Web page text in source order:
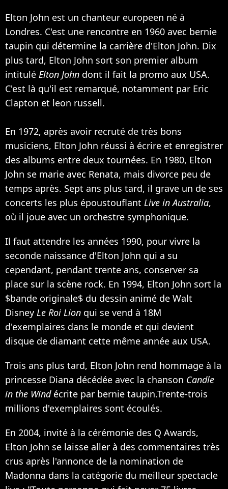
Elton John est un chanteur europeen né à
Londres. C'est une rencontre en 1960 avec bernie
taupin qui détermine la carrière d'Elton John. Dix
plus tard, Elton John sort son premier album
intitulé Elton John dont il fait la promo aux USA.
C'est là qu'il est remarqué, notamment par Eric
Clapton et leon russell.
En 1972, après avoir recruté de très bons
musiciens, Elton John réussi à écrire et enregistrer
des albums entre deux tournées. En 1980, Elton
John se marie avec Renata, mais divorce peu de
temps après. Sept ans plus tard, il grave un de ses
concerts les plus époustouflant Live in Australia,
où il joue avec un orchestre symphonique.
Il faut attendre les années 1990, pour vivre la
seconde naissance d'Elton John qui a su
cependant, pendant trente ans, conserver sa
place sur la scène rock. En 1994, Elton John sort la
$bande originale$ du dessin animé de Walt
Disney Le Roi Lion qui se vend à 18M
d'exemplaires dans le monde et qui devient
disque de diamant cette même année aux USA.
Trois ans plus tard, Elton John rend hommage à la
princesse Diana décédée avec la chanson Candle
in the Windécrite par bernie taupin.Trente-trois
millions d'exemplaires sont écoulés.
En 2004, invité à la cérémonie des Q Awards,
Elton John se laisse aller à des commentaires très
crus après l'annonce de la nomination de
Madonna dans la catégorie du meilleur spectacle